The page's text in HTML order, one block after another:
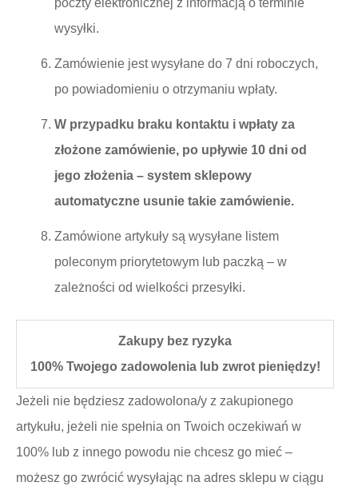
poczty elektronicznej z informacją o terminie
wysyłki.
Zamówienie jest wysyłane do 7 dni roboczych,
po powiadomieniu o otrzymaniu wpłaty.
W przypadku braku kontaktu i wpłaty za
złożone zamówienie, po upływie 10 dni od
jego złożenia – system sklepowy
automatyczne usunie takie zamówienie.
Zamówione artykuły są wysyłane listem
poleconym priorytetowym lub paczką – w
zależności od wielkości przesyłki.
Zakupy bez ryzyka
100% Twojego zadowolenia lub zwrot pieniędzy!
Jeżeli nie będziesz zadowolona/y z zakupionego
artykułu, jeżeli nie spełnia on Twoich oczekiwań w
100% lub z innego powodu nie chcesz go mieć –
możesz go zwrócić wysyłając na adres sklepu w ciągu